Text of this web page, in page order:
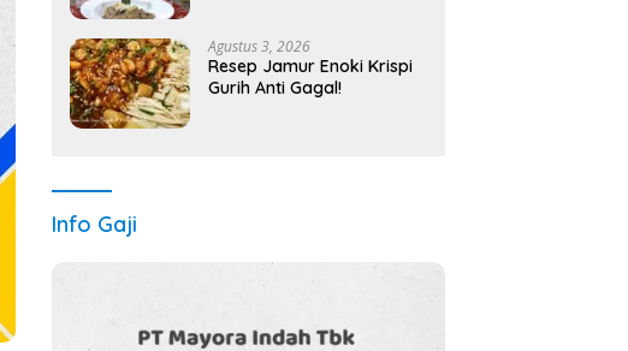
Agustus 3, 2026
Resep Jamur Enoki Krispi
Gurih Anti Gagal!
Info Gaji